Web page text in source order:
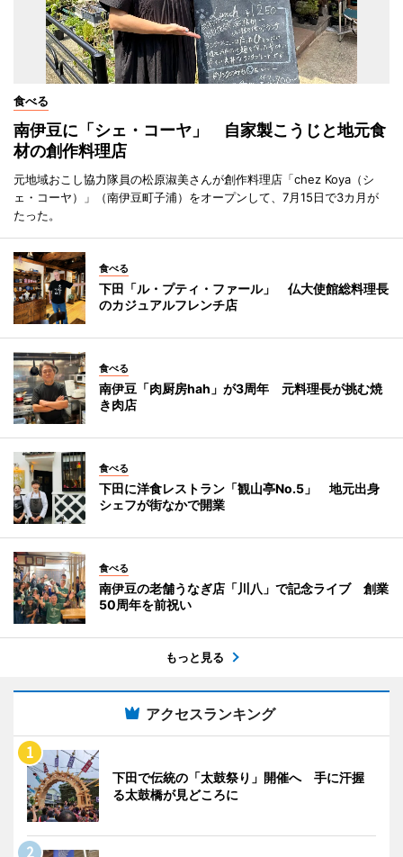
食べる
南伊豆に「シェ・コーヤ」 自家製こうじと地元食
材の創作料理店
元地域おこし協力隊員の松原淑美さんが創作料理店「chez Koya（シ
ェ・コーヤ）」（南伊豆町子浦）をオープンして、7月15日で3カ月が
たった。
食べる
下田「ル・プティ・ファール」 仏大使館総料理長
のカジュアルフレンチ店
食べる
南伊豆「肉厨房hah」が3周年 元料理長が挑む焼
き肉店
食べる
下田に洋食レストラン「観山亭No.5」 地元出身
シェフが街なかで開業
食べる
南伊豆の老舗うなぎ店「川八」で記念ライブ 創業
50周年を前祝い
もっと見る
アクセスランキング
下田で伝統の「太鼓祭り」開催へ 手に汗握
る太鼓橋が見どころに